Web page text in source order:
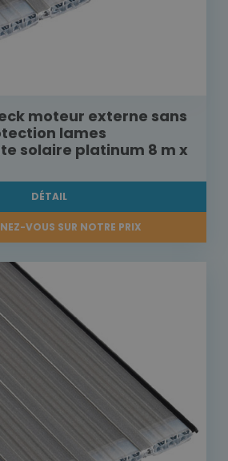
moteur externe sans
lames
solaire platinum 8 m x
DÉTAIL
VOUS SUR NOTRE PRIX